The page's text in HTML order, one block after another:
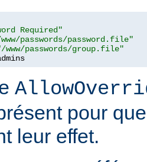
Required"
passwords/password.file"
www/passwords/group.file"
pour
leur effet.